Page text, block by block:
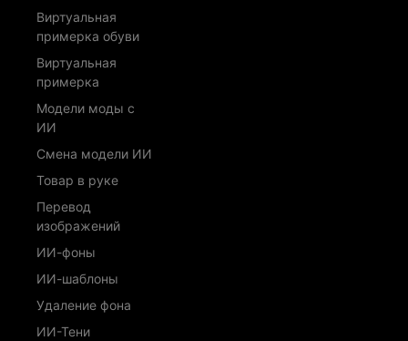
Виртуальная
примерка обуви
Виртуальная
примерка
Модели моды с
ИИ
Смена модели ИИ
Товар в руке
Перевод
изображений
ИИ-фоны
ИИ-шаблоны
Удаление фона
ИИ-Тени